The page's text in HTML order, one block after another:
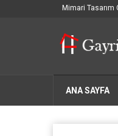
Mimari Tasarım
ANA SAYFA